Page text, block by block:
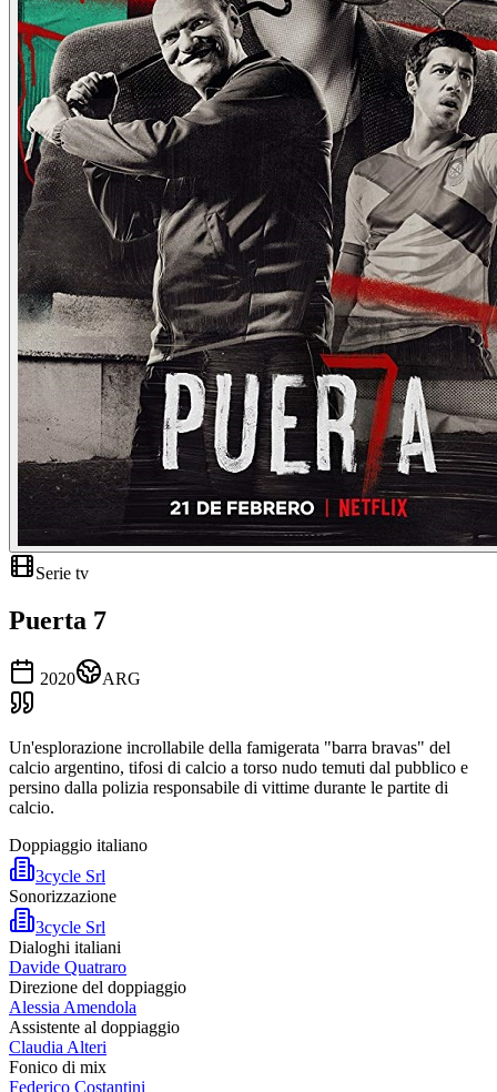
Serie tv
Puerta 7
2020 ARG
Un'esplorazione incrollabile della famigerata "barra bravas" del
calcio argentino, tifosi di calcio a torso nudo temuti dal pubblico e
persino dalla polizia responsabile di vittime durante le partite di
calcio.
Doppiaggio italiano
3cycle Srl
Sonorizzazione
3cycle Srl
Dialoghi italiani
Davide Quatraro
Direzione del doppiaggio
Alessia Amendola
Assistente al doppiaggio
Claudia Alteri
Fonico di mix
Federico Costantini